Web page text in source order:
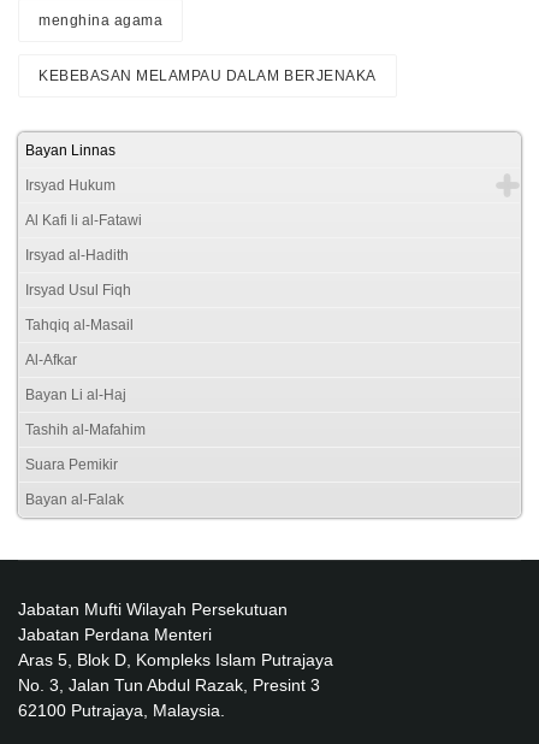
menghina agama
KEBEBASAN MELAMPAU DALAM BERJENAKA
Bayan Linnas
Irsyad Hukum
Al Kafi li al-Fatawi
Irsyad al-Hadith
Irsyad Usul Fiqh
Tahqiq al-Masail
Al-Afkar
Bayan Li al-Haj
Tashih al-Mafahim
Suara Pemikir
Bayan al-Falak
Jabatan Mufti Wilayah Persekutuan
Jabatan Perdana Menteri
Aras 5, Blok D, Kompleks Islam Putrajaya
No. 3, Jalan Tun Abdul Razak, Presint 3
62100 Putrajaya, Malaysia.